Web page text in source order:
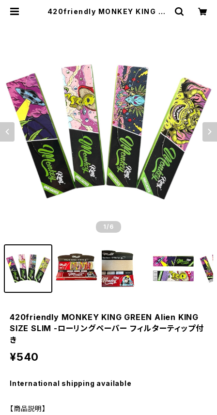
420friendly MONKEY KING GR
1 /6
420friendly MONKEY KING GREEN Alien KING
SIZE SLIM -ローリングペーパー フィルターティップ付
き
¥540
International shipping available
【商品説明】